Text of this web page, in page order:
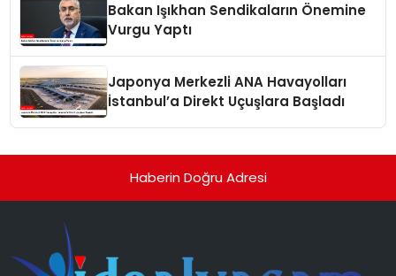
Bakan Işıkhan Sendikaların Önemine
Vurgu Yaptı
Japonya Merkezli ANA Havayolları
İstanbul’a Direkt Uçuşlara Başladı
Haberin Doğru Adresi